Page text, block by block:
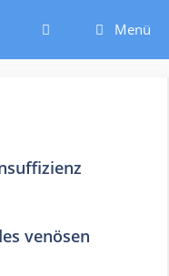
Menü
venösen